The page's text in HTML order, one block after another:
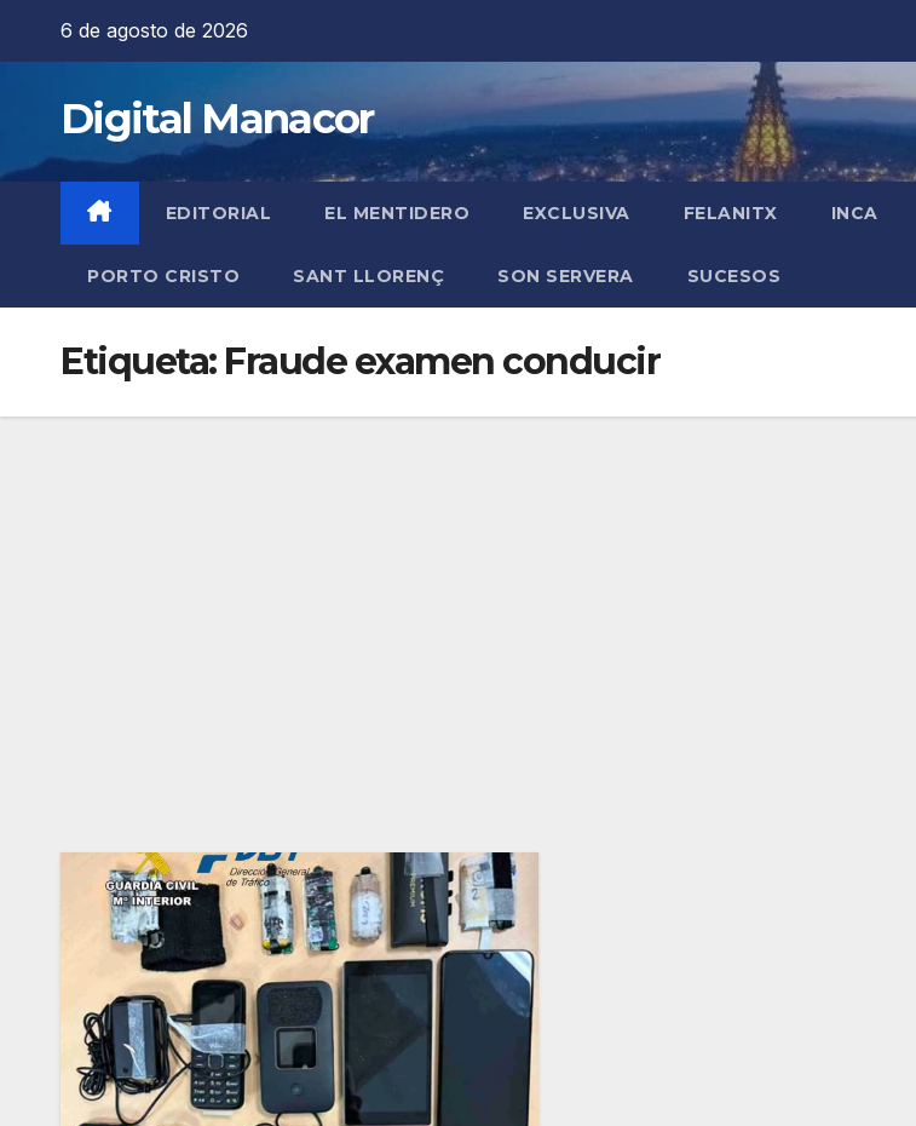
6 de agosto de 2026
Digital Manacor
EDITORIAL EL MENTIDERO EXCLUSIVA FELANITX INCA
PORTO CRISTO SANT LLORENÇ SON SERVERA SUCESOS
Etiqueta: Fraude examen conducir